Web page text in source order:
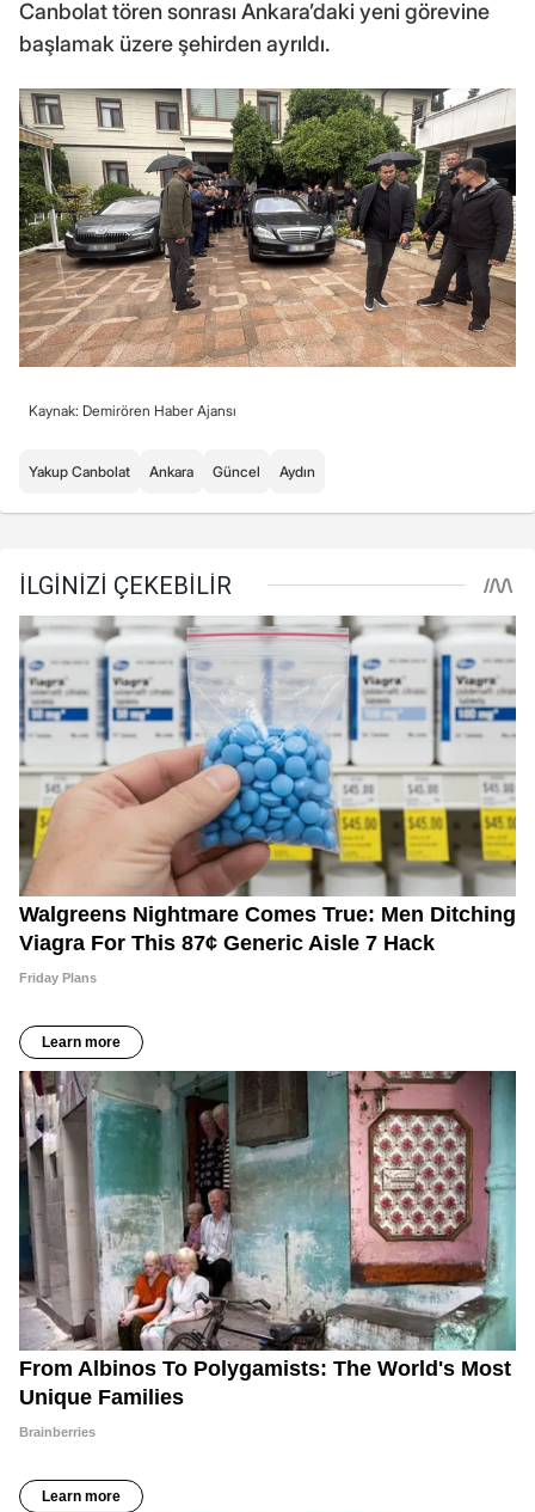
Canbolat tören sonrası Ankara’daki yeni görevine
başlamak üzere şehirden ayrıldı.
Kaynak: Demirören Haber Ajansı
Yakup Canbolat Ankara Güncel Aydın